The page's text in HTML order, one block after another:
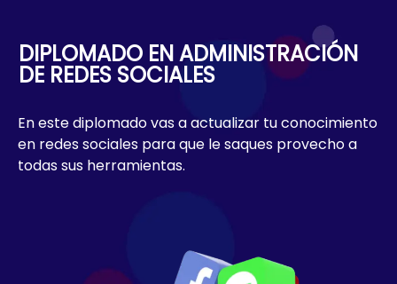
DIPLOMADO EN ADMINISTRACIÓN
DE REDES SOCIALES
En este diplomado vas a actualizar tu conocimiento
en redes sociales para que le saques provecho a
todas sus herramientas.